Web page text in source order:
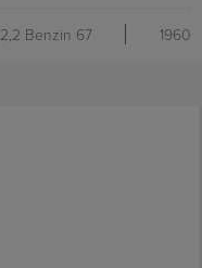
2,2 Benzin 67 1960